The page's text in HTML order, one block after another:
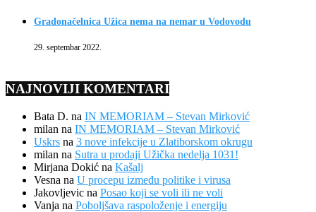
Gradonačelnica Užica nema na nemar u Vodovodu
29. septembar 2022.
NAJNOVIJI KOMENTARI
Bata D. na IN MEMORIAM – Stevan Mirković
milan na IN MEMORIAM – Stevan Mirković
Uskrs na 3 nove infekcije u Zlatiborskom okrugu
milan na Sutra u prodaji Užička nedelja 1031!
Mirjana Dokić na Kašalj
Vesna na U procepu između politike i virusa
Jakovljevic na Posao koji se voli ili ne voli
Vanja na Poboljšava raspoloženje i energiju